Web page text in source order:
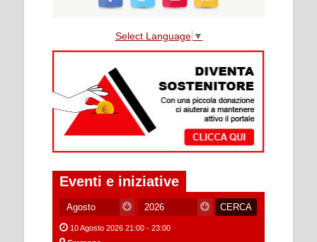
Select Language ▼
Eventi e iniziative
10 Agosto 2026 21:00 - 23:00